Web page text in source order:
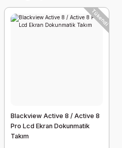
Tükendi
Blackview Active 8 / Active 8
Pro Lcd Ekran Dokunmatik
Takım